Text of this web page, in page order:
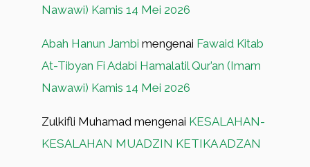
Nawawi) Kamis 14 Mei 2026
Abah Hanun Jambi mengenai Fawaid Kitab
At-Tibyan Fi Adabi Hamalatil Qur’an (Imam
Nawawi) Kamis 14 Mei 2026
Zulkifli Muhamad mengenai KESALAHAN-
KESALAHAN MUADZIN KETIKA ADZAN